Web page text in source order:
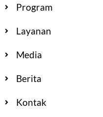
Program
Layanan
Media
Berita
Kontak